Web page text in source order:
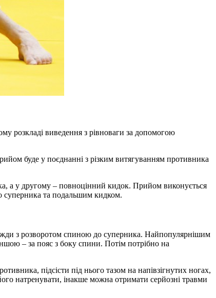
розкладі виведення з рівноваги за допомогою
буде у поєднанні з різким витягуванням противника
а у другому – повноцінний кидок. Прийом виконується
суперника та подальшим кидком.
з розворотом спиною до суперника. Найпопулярнішим
– за пояс з боку спини. Потім потрібно на
підсісти під нього тазом на напівзігнутих ногах,
натренувати, інакше можна отримати серйозні травми